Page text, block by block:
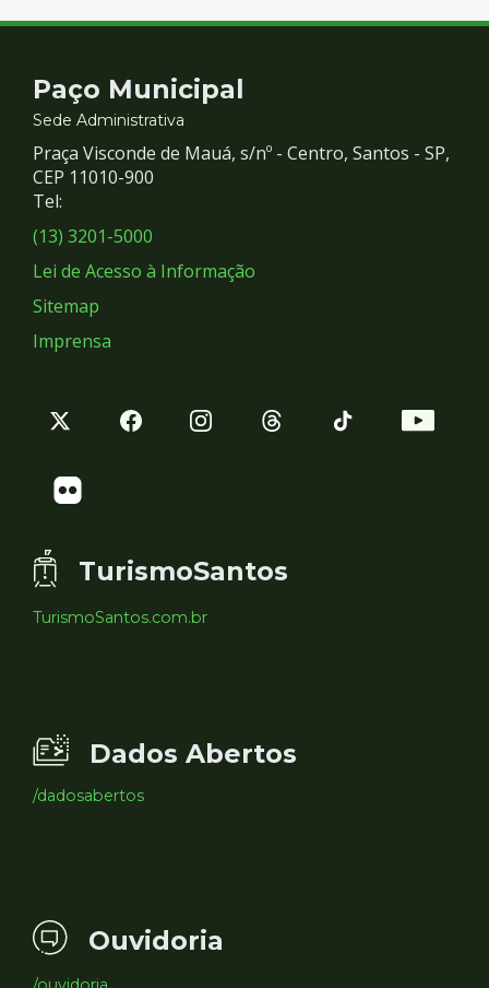
Contato
e
Redes
Sociais
Paço Municipal
Sede Administrativa
Praça Visconde de Mauá, s/nº - Centro, Santos - SP,
CEP 11010-900
Tel:
(13) 3201-5000
Lei de Acesso à Informação
Sitemap
Imprensa
TurismoSantos
TurismoSantos.com.br
Dados Abertos
/dadosabertos
Ouvidoria